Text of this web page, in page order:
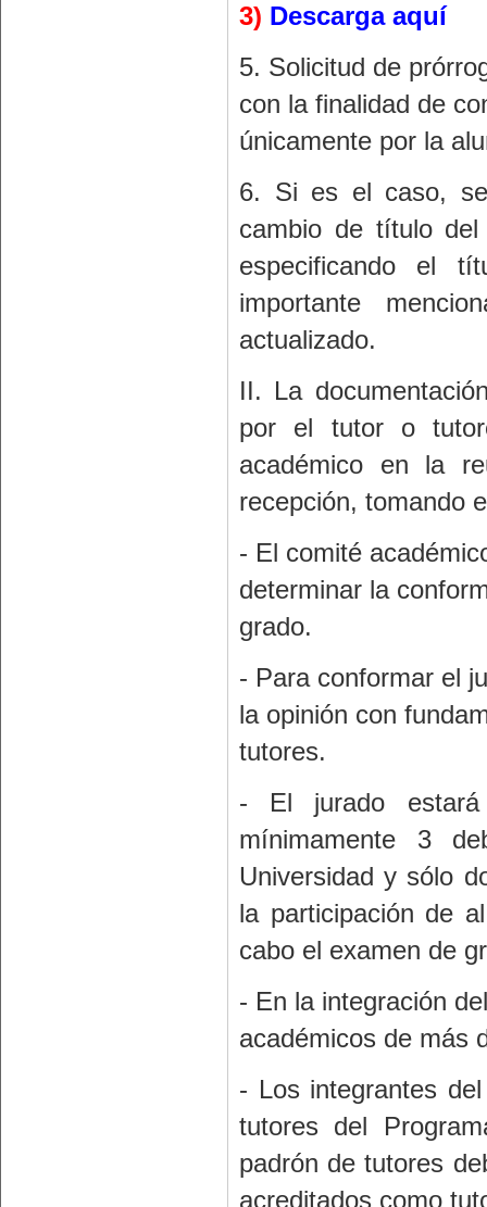
3) Descarga aquí
5. Solicitud de
con la finalidad de
únicamente por la
6. Si es el caso,
cambio de título
especificando el
importante
actualizado.
II. La
por el tutor o
académico en la
recepción, tomando
- El comité
determinar la
grado.
- Para conformar el
la opinión con
tutores.
- El jurado
mínimamente 3
Universidad y sólo
la participación de
cabo el examen de
- En la integración
académicos de más
- Los integrantes
tutores del
padrón de tutores
acreditados como